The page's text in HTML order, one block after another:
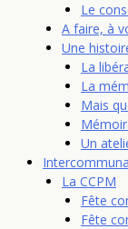
Le
A faire, à
Une
La
La
Mais
Un
La CCPM
Fête
Fête